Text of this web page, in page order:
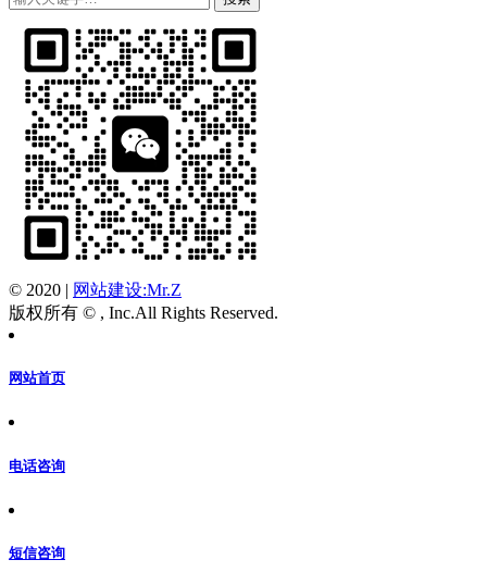
© 2020 | 网站建设:Mr.Z
版权所有 © , Inc.All Rights Reserved.
网站首页
电话咨询
短信咨询